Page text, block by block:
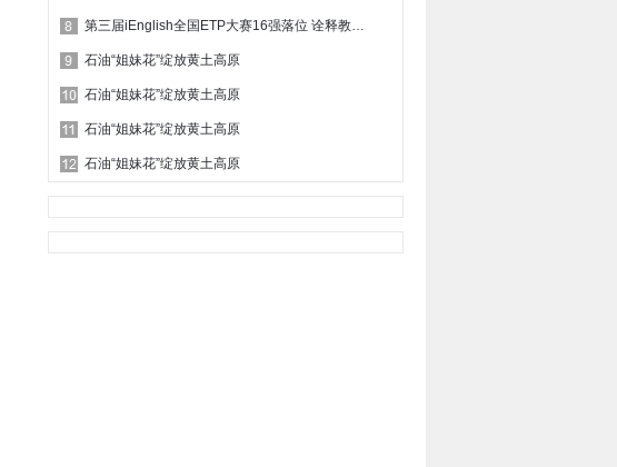
第三届iEnglish全国ETP大赛16强落位 诠释教育游戏价值
石油“姐妹花”绽放黄土高原
石油“姐妹花”绽放黄土高原
石油“姐妹花”绽放黄土高原
石油“姐妹花”绽放黄土高原